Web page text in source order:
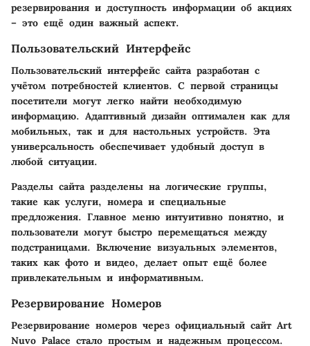
резервирования и доступность информации об акциях
– это ещё один важный аспект.
Пользовательский Интерфейс
Пользовательский интерфейс сайта разработан с
учётом потребностей клиентов. С первой страницы
посетители могут легко найти необходимую
информацию. Адаптивный дизайн оптимален как для
мобильных, так и для настольных устройств. Эта
универсальность обеспечивает удобный доступ в
любой ситуации.
Разделы сайта разделены на логические группы,
такие как услуги, номера и специальные
предложения. Главное меню интуитивно понятно, и
пользователи могут быстро перемещаться между
подстраницами. Включение визуальных элементов,
таких как фото и видео, делает опыт ещё более
привлекательным и информативным.
Резервирование Номеров
Резервирование номеров через официальный сайт Art
Nuvo Palace стало простым и надежным процессом.